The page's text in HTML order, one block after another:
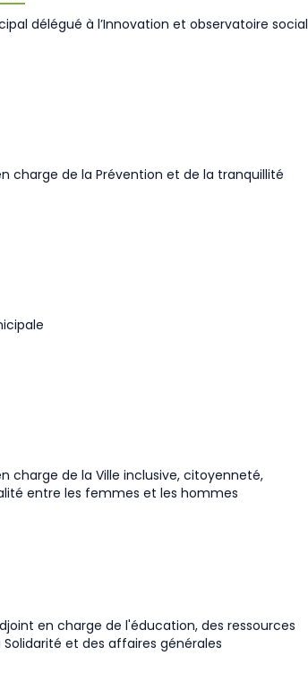
délégué à l’Innovation et observatoire social
charge de la Prévention et de la tranquillité
charge de la Ville inclusive, citoyenneté,
entre les femmes et les hommes
en charge de l'éducation, des ressources
et des affaires générales